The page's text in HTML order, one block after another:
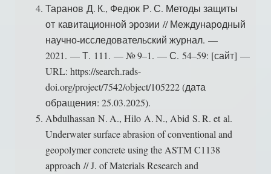
Таранов Д. К., Федюк Р. С. Методы защиты
от кавитационной эрозии // Международный
научно-исследовательский журнал. —
2021. — Т. 111. — № 9–1. — С. 54–59: [сайт] —
URL: https://search.rads-
doi.org/project/7542/object/105222 (дата
обращения: 25.03.2025).
Abdulhassan N. A., Hilo A. N., Abid S. R. et al.
Underwater surface abrasion of conventional and
geopolymer concrete using the ASTM C1138
approach // J. of Materials Research and